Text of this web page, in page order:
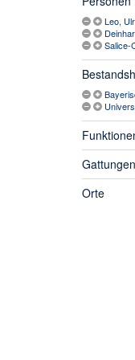
Leo,
Gattungen
Orte